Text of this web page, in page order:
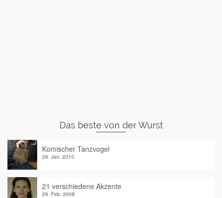
Das beste von der Wurst
Komischer Tanzvogel
29. Jan. 2010
21 verschiedene Akzente
29. Feb. 2008